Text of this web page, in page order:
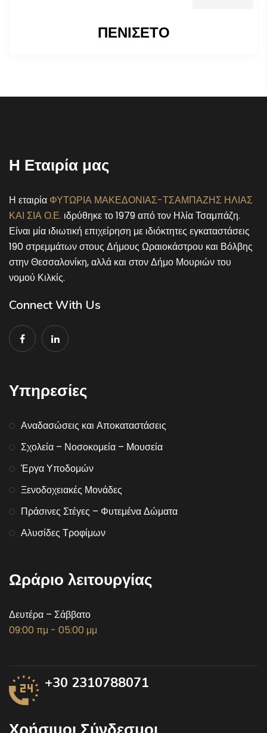
ΠΕΝΙΣΕΤΟ
Η Εταιρία μας
Η εταιρία ΦΥΤΩΡΙΑ ΜΑΚΕΔΟΝΙΑΣ-ΤΣΑΜΠΑΖΗΣ ΗΛΙΑΣ
ΚΑΙ ΣΙΑ Ο.Ε. ιδρύθηκε το 1979 από τον Ηλία Τσαμπάζη.
Είναι μία ιδιωτική επιχείρηση με ιδιόκτητες εγκαταστάσεις
190 στρεμμάτων στους Δήμους Ωραιοκάστρου και Βόλβης
στην Θεσσαλονίκη, αλλά και στον Δήμο Μουριών του
νομού Κιλκίς.
Connect With Us
Υπηρεσίες
Αναδασώσεις και Αποκαταστάσεις
Σχολεία – Νοσοκομεία – Μουσεία
Έργα Υποδομών
Ξενοδοχειακές Μονάδες
Πράσινες Στέγες – Φυτεμένα Δώματα
Αλυσίδες Τροφίμων
Ωράριο λειτουργίας
Δευτέρα – Σάββατο
09:00 πμ - 05:00 μμ
+30 2310788071